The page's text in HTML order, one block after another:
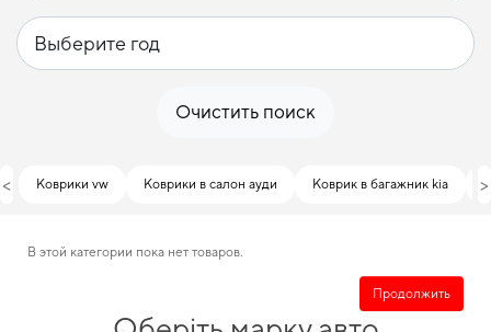
Очистить поиск
< Коврики vw Коврики в салон ауди Коврик в багажник kia >
В этой категории пока нет товаров.
Продолжить